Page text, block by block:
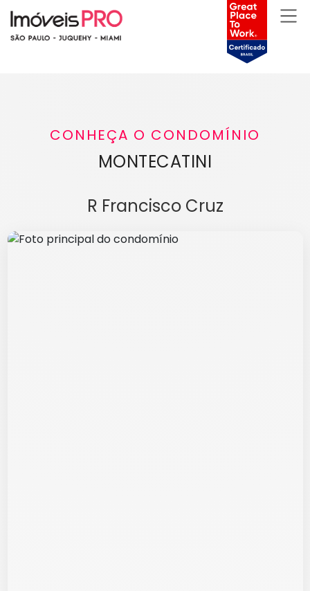
CONHEÇA O CONDOMÍNIO
MONTECATINI
R Francisco Cruz